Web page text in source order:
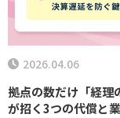
拠点の数だけ「経理
が招く3つの代償と
2026.04.06